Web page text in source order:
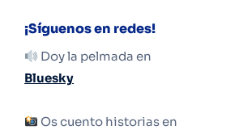
¡Síguenos en redes!
Doy la pelmada en
Bluesky
Os cuento historias en